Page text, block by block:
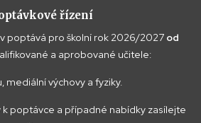
řízení
poptává pro školní rok 2026/2027 od
a aprobované učitele:
mediální výchovy a fyziky.
poptávce a případné nabídky zasílejte